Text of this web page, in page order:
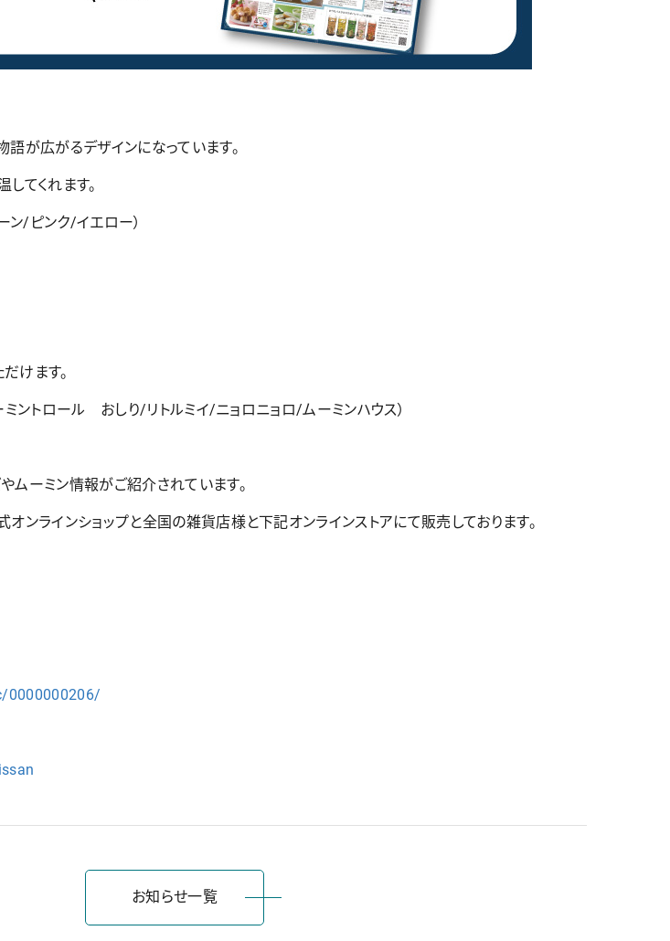
が広がるデザインになっています。
てくれます。
ン/ピンク/イエロー）
けます。
ントロール おしり/リトルミイ/ニョロニョロ/ムーミンハウス）
ムーミン情報がご紹介されています。
ンラインショップと全国の雑貨店様と下記オンラインストアにて販売しております。
0000000206/
お知らせ一覧